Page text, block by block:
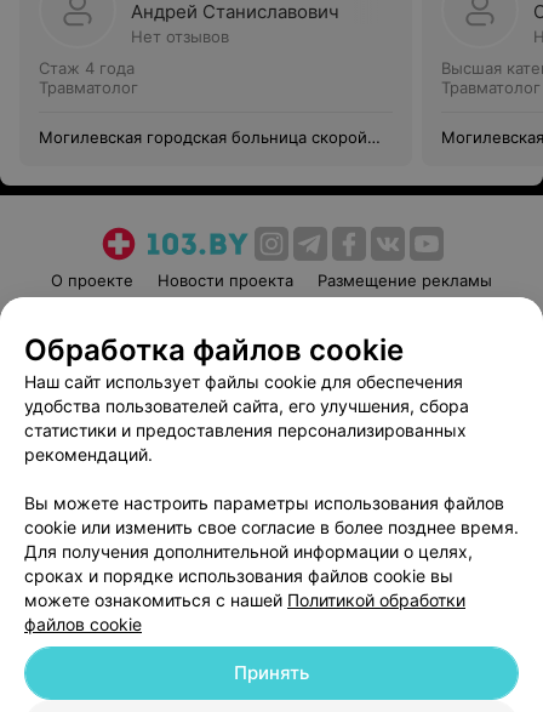
Андрей Станиславович
Нет отзывов
Стаж 4 года
Травматолог
Могилевская городская больница скорой
Высшая
О проекте Новости проекта
Размещение рекламы
Пользовательское соглашение
Способы оплаты
Вакансии
Партнеры
Написать руководителю 103.by
Обработка персональных данных
© 2026 ООО «Артокс Лаб», УНП 191700409
| 220012, Республика Беларусь,
Обработка файлов cookie
Наш сайт использует файлы cookie для обеспечения
удобства пользователей сайта, его улучшения, сбора
статистики и предоставления персонализированных
рекомендаций.
Вы можете настроить параметры использования файлов
cookie или изменить свое согласие в более позднее время.
Для получения дополнительной информации о целях,
сроках и порядке использования файлов cookie вы
можете ознакомиться с нашей Политикой обработки
файлов cookie
Принять